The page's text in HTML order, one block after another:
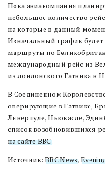
Пока авиакомпания
небольшое количество
на которые в данный
Изначальный график
маршруты по
международный рейс из
из лондонского Гатвика в
В Соединенном
оперирующие в Гатвике,
Ливерпуле, Ньюкасле,
список возобновившихся
на сайте BBC.
Источник: BBC News,